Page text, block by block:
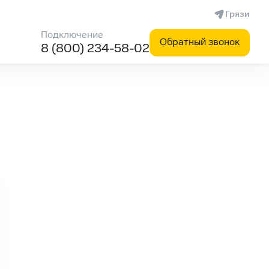
Грязи
Подключение
8 (800) 234-58-02 Обратный звонок